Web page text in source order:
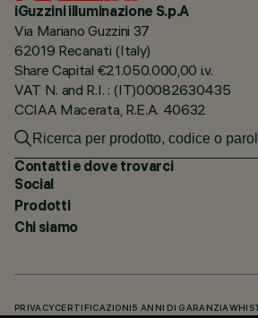
iGuzzini illuminazione S.p.A
Via Mariano Guzzini 37
62019 Recanati (Italy)
Share Capital €21.050.000,00 i.v.
VAT N. and R.I. : (IT)00082630435
CCIAA Macerata, R.E.A. 40632
Contatti e dove trovarci
Social
Prodotti
Chi siamo
PRIVACY CERTIFICAZIONI 5 ANNI DI GARANZIA